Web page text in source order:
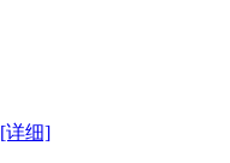
[详细]